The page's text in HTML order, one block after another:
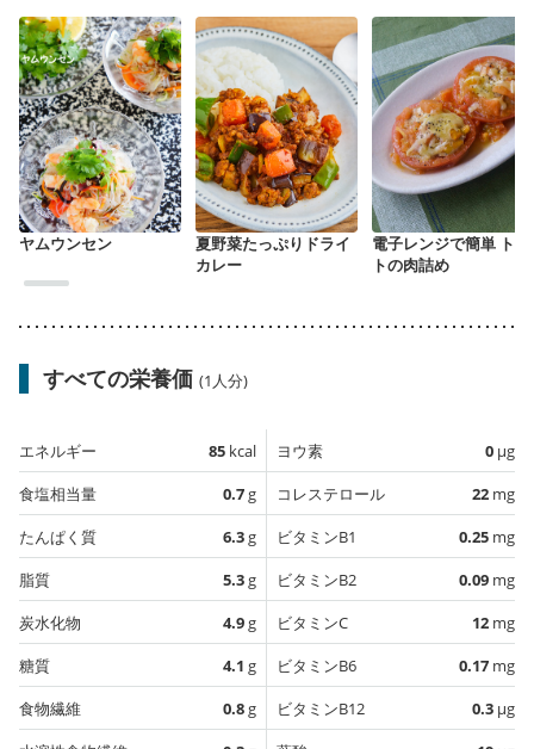
ヤムウンセン
夏野菜たっぷりドライ
カレー
電子レンジで簡単 トマ
トの肉詰め
すべての栄養価 (1人分)
エネルギー 85 kcal
食塩相当量
0.7g
たんぱく質
6.3g
脂質
5.3g
炭水化物
4.9g
糖質
4.1 g
食物繊維
0.8g
ヨウ素 0 µg
コレステロール
22 mg
ビタミンB1
0.25 mg
ビタミンB2
0.09 mg
ビタミンC
12 mg
ビタミンB6
0.17 mg
ビタミンB12
0.3 µg